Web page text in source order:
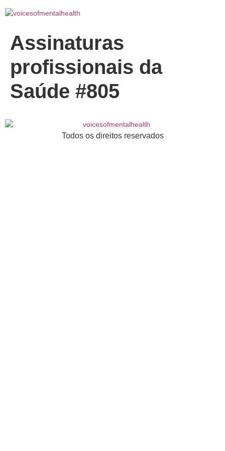
Assinaturas
profissionais da
Saúde #805
Todos os direitos reservados